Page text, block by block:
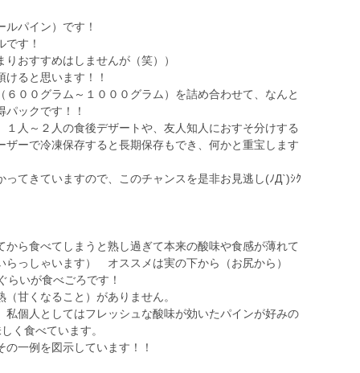
パイン）です！
す！
おすすめはしませんが（笑））
ると思います！！
００グラム～１０００グラム）を詰め合わせて、なんと
ックです！！
人～２人の食後デザートや、友人知人におすそ分けする
ーで冷凍保存すると長期保存もでき、何かと重宝します
てきていますので、このチャンスを是非お見逃し(ﾉД`)ｼｸ
ら食べてしまうと熟し過ぎて本来の酸味や食感が薄れて
らっしゃいます） オススメは実の下から（お尻から）
らいが食べごろです！
甘くなること）がありません。
個人としてはフレッシュな酸味が効いたパインが好みの
く食べています。
一例を図示しています！！